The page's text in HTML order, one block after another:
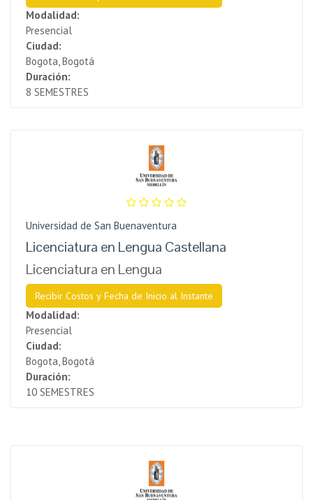
Modalidad:
Presencial
Ciudad:
Bogota, Bogotá
Duración:
8 SEMESTRES
Universidad de San Buenaventura
Licenciatura en Lengua Castellana
Licenciatura en Lengua
Recibir Costos y Fecha de Inicio al Instante
Modalidad:
Presencial
Ciudad:
Bogota, Bogotá
Duración:
10 SEMESTRES